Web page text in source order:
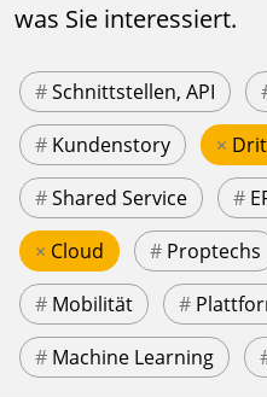
was Sie interessiert.
#Schnittstellen, API
# Kundenstory ×
#Shared Service #
× Cloud # Proptechs
# Mobilität #
# Machine Learning